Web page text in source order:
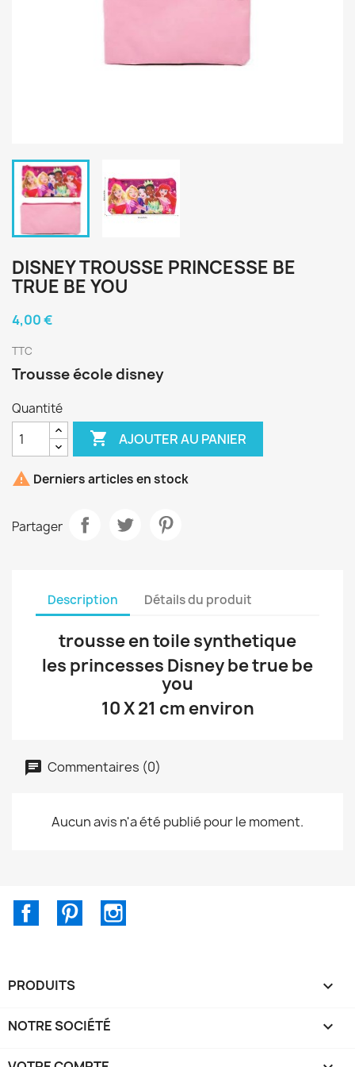
DISNEY TROUSSE PRINCESSE BE
TRUE BE YOU
4,00 €
TTC
Trousse école disney
Quantité
 AJOUTER AU PANIER
 Derniers articles en stock
Partager
Description Détails du produit
trousse en toile synthetique
les princesses Disney be true be
you
10 X 21 cm environ
Commentaires (0)
Aucun avis n'a été publié pour le moment.
FacebookPinterest
PRODUITS 
NOTRE SOCIÉTÉ 